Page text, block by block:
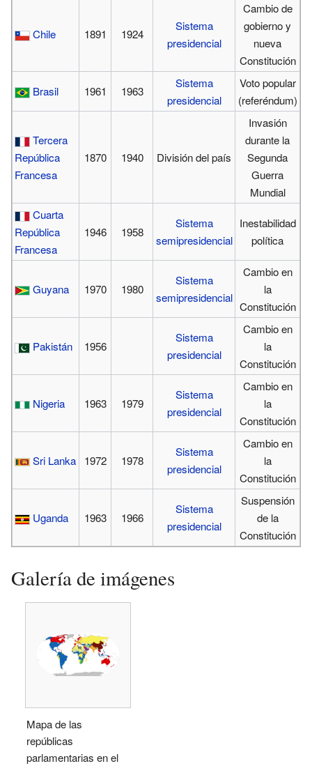
Chile 1891 1924
Sistema
presidencial
Cambio de
gobierno y
nueva
Constitución
Brasil 1961 1963
Sistema
presidencial
Voto popular
(referéndum)
Tercera
República
Francesa
1870 1940 División del país
Invasión
durante la
Segunda
Guerra
Mundial
Cuarta
República
Francesa
1946 1958
Sistema
semipresidencial
Inestabilidad
política
Guyana 1970 1980
Sistema
semipresidencial
Cambio en
la
Constitución
Pakistán 1956
Sistema
presidencial
Cambio en
la
Constitución
Nigeria 1963 1979
Sistema
presidencial
Cambio en
la
Constitución
Sri Lanka 1972 1978
Sistema
presidencial
Cambio en
la
Constitución
Uganda 1963 1966
Sistema
presidencial
Suspensión
de la
Constitución
Galería de imágenes
Mapa de las
repúblicas
parlamentarias en el